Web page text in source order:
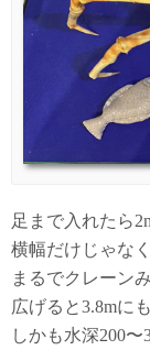
足まで入れたら
横幅だけじゃな
まるでクレーン
広げると3.8mに
しかも水深200〜